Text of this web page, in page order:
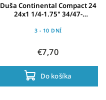
Duša Continental Compact 24
24x1 1/4-1.75" 34/47-
3 - 10 DNÍ
€7,70
Do košíka